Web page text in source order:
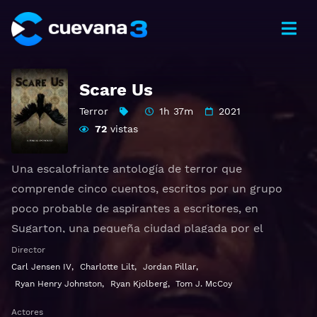
Scare Us
Terror 1h 37m
2021
72 vistas
Una escalofriante antología de terror que
comprende cinco cuentos, escritos por un grupo
poco probable de aspirantes a escritores, en
Sugarton, una pequeña ciudad plagada por el
aparente regreso de un infame asesino en serie,
apodado "Cutthroat". Han venido a compartir sus
historias de miedo (entre ellos y con el dueño de la
librería, Peter, que lidera el grupo), pero pronto
Director
Carl Jensen IV, Charlotte Lilt, Jordan Pillar,
Ryan Henry Johnston, Ryan Kjolberg, Tom J. McCoy
Actores